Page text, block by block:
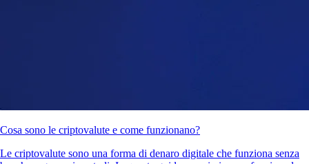
Cosa sono le criptovalute e come funzionano?
Le criptovalute sono una forma di denaro digitale che funziona senza